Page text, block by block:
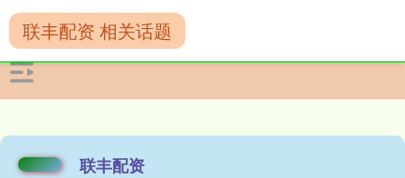
联丰配资
联丰配资 相关话题